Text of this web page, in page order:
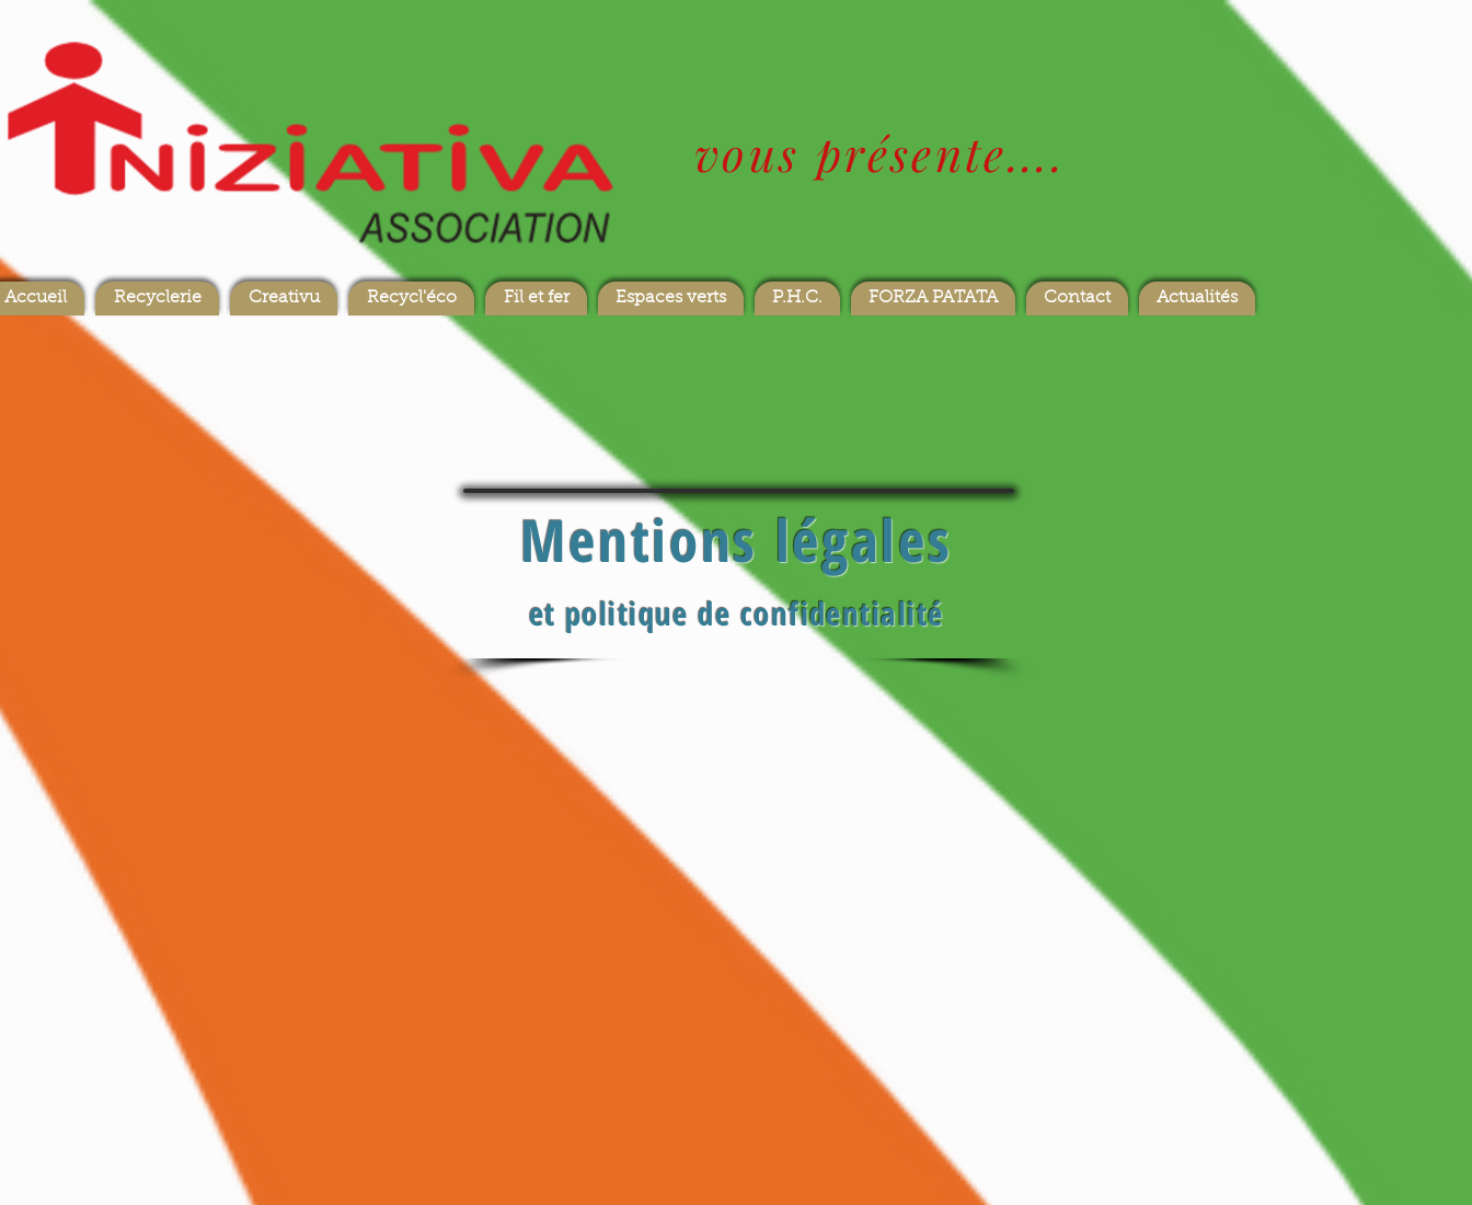
Accueil Recyclerie Creativu Recycl'éco Fil et fer Espaces verts P.H.C. FORZA PATATA Contact Actualités
vous présente....
Mentions légales
et politique de confidentialité